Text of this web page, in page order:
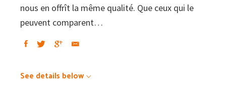
nous en offrît la même qualité. Que ceux qui le
peuvent comparent…
See details below